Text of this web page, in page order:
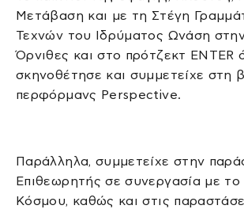
Μετάβαση και με τη Στέγη
Τεχνών του Ιδρύματος Ωνάση
Όρνιθες και στο πρότζεκτ ENTER
σκηνοθέτησε και συμμετείχε στη
περφόρμανς Perspective.
Παράλληλα, συμμετείχε στην
Επιθεωρητής σε συνεργασία με
Κόσμου, καθώς και στις